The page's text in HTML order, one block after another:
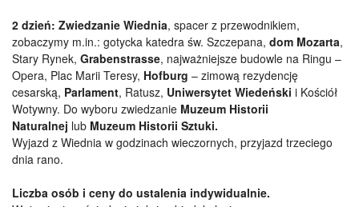
2 dzień: Zwiedzanie Wiednia, spacer z przewodnikiem,
zobaczymy m.in.: gotycka katedra św. Szczepana, dom Mozarta,
Stary Rynek, Grabenstrasse, najważniejsze budowle na Ringu –
Opera, Plac Marii Teresy, Hofburg – zimową rezydencję
cesarską, Parlament, Ratusz, Uniwersytet Wiedeński i Kościół
Wotywny. Do wyboru zwiedzanie Muzeum Historii
Naturalnej lub Muzeum Historii Sztuki.
Wyjazd z Wiednia w godzinach wieczornych, przyjazd trzeciego
dnia rano.
Liczba osób i ceny do ustalenia indywidualnie.